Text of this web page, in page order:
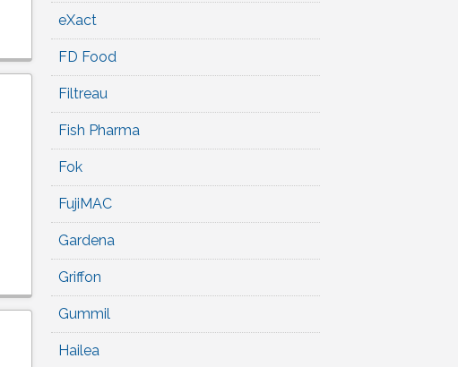
eXact
FD Food
Filtreau
Fish Pharma
Fok
FujiMAC
Gardena
Griffon
Gummil
Hailea